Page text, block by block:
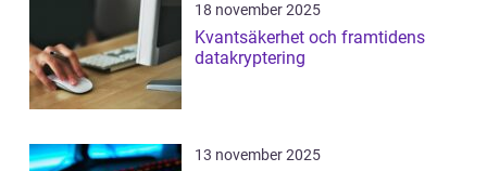
18 november 2025
Kvantsäkerhet och framtidens
datakryptering
13 november 2025